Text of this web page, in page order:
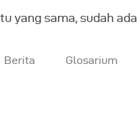
yang sama, sudah ada
Berita Glosarium